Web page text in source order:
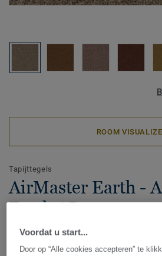
ROOM
Tapijttegels
AirMaster Earth -
Earth AD31 2023
Voordat u start...
Door op “Alle cookies accepteren” te